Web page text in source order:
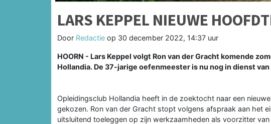
LARS KEPPEL NIEUWE
Door Redactie op 30 december 2022, 14:37 uur
HOORN - Lars Keppel volgt Ron van der Gracht komende
Hollandia. De 37-jarige oefenmeester is nu nog in dienst
Opleidingsclub Hollandia heeft in de zoektocht naar een
gekozen. Ron van der Gracht stopt volgens afspraak aan het
uitsluitend toeleggen op zijn werkzaamheden als voorzitter